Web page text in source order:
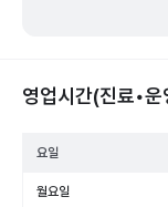
영업시간(진료•운
요일
월요일